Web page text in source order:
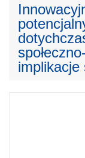
implikacje